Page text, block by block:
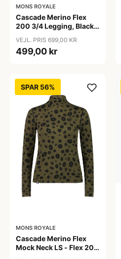
MONS ROYALE
Cascade Merino Flex
200 3/4 Legging, Black /
VEJL. PRIS 699,00 KR
499,00 kr
SPAR 56%
MONS ROYALE
Cascade Merino Flex
Mock Neck LS - Flex 200